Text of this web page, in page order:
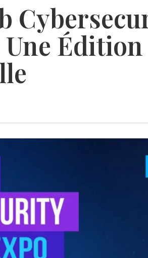
Une